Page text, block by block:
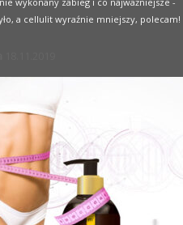
a cellulit wyraźnie mniejszy, polecam!